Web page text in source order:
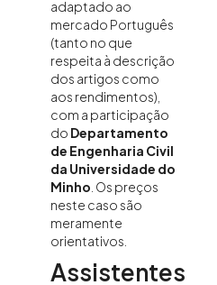
adaptado ao
mercado Português
(tanto no que
respeita à descrição
dos artigos como
aos rendimentos),
com a participação
do Departamento
de Engenharia Civil
da Universidade do
Minho . Os preços
neste caso são
meramente
orientativos.
Assistentes